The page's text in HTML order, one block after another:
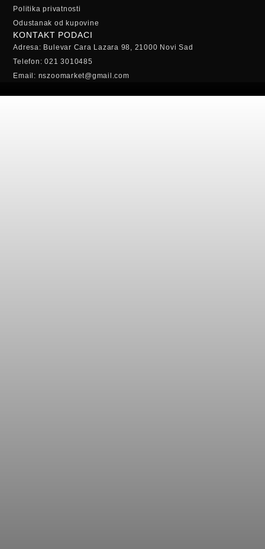
Politika privatnosti
Odustanak od kupovine
KONTAKT PODACI
Adresa: Bulevar Cara Lazara 98, 21000 Novi Sad
Telefon: 021 3010485
Email: nszoomarket@gmail.com